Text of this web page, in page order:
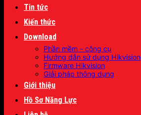
Tin tức
Kiến thức
Download
Phần mềm – công cụ
Hướng dẫn sử dụng Hikvision
Firmware Hikvision
Giải pháp thông dụng
Giới thiệu
Hồ Sơ Năng Lực